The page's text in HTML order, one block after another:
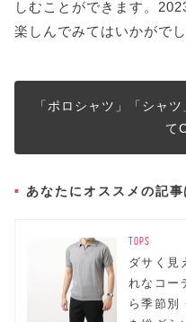
しむことができます。
楽しんでみてはいかがで
「ポロシャツ」「シャ
て
あなたにオススメの記
TOPS
ダサく見
れなコー
ら季節別